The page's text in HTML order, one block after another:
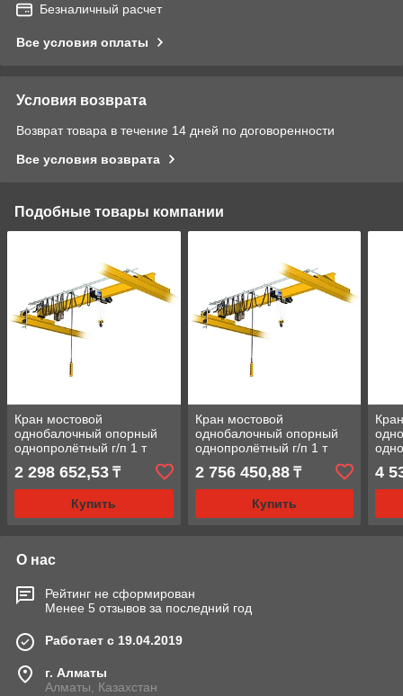
Безналичный расчет
Все условия оплаты
Условия возврата
Возврат товара в течение 14 дней по договоренности
Все условия возврата
Подобные товары компании
Кран мостовой
однобалочный опорный
однопролётный г/п 1 т
2 298 652,53 ₸
Купить
Кран мостовой
однобалочный опорный
однопролётный г/п 1 т
2 756 450,88₸
Купить
4
О нас
Рейтинг не сформирован
Менее 5 отзывов за последний год
Работает с 19.04.2019
г. Алматы
Алматы, Казахстан